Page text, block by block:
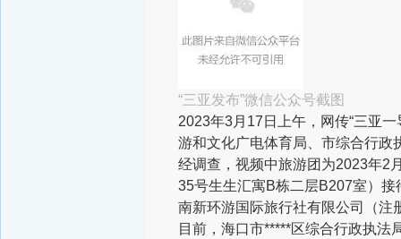
“三亚发布”微信公众号截图
2023年3月17日上午，网传“三亚
游和文化广电体育局、市综合行政
经调查，视频中旅游团为2023年2
35号生生汇寓B栋二层B207室）
南新环游国际旅行社有限公司（注
目前，海口市*****区综合行政执法